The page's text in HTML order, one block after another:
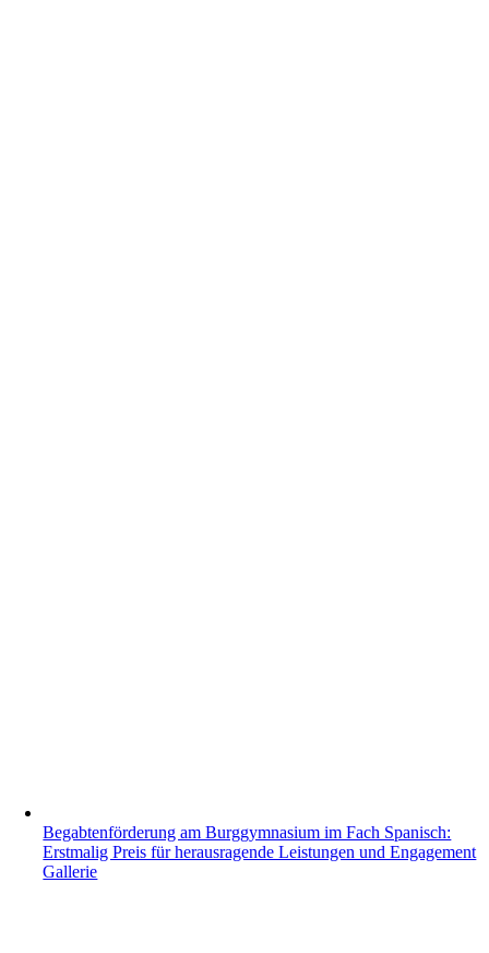
Begabtenförderung am Burggymnasium im Fach Spanisch:
Erstmalig Preis für herausragende Leistungen und Engagement
Gallerie